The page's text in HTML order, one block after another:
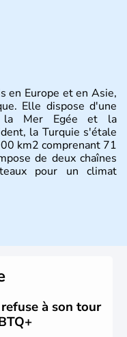
en Europe et en Asie,
Elle dispose d'une
la Mer Egée et la
la Turquie s'étale
km2 comprenant 71
de deux chaînes
pour un climat
de l'Empire
et la Thrace
est proclamée
alors Istanbul au
à son tour